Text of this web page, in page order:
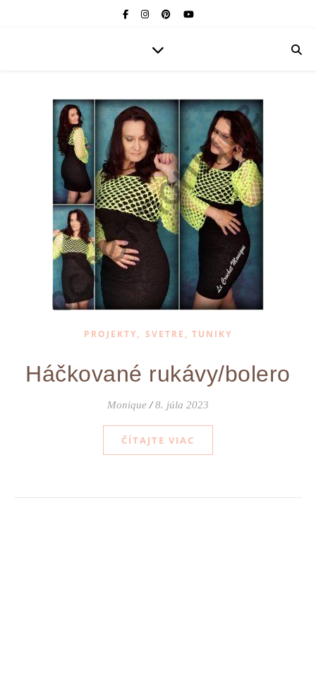
PROJEKTY, SVETRE, TUNIKY
Háčkované rukávy/bolero
Monique / 8. júla 2023
ČÍTAJTE VIAC